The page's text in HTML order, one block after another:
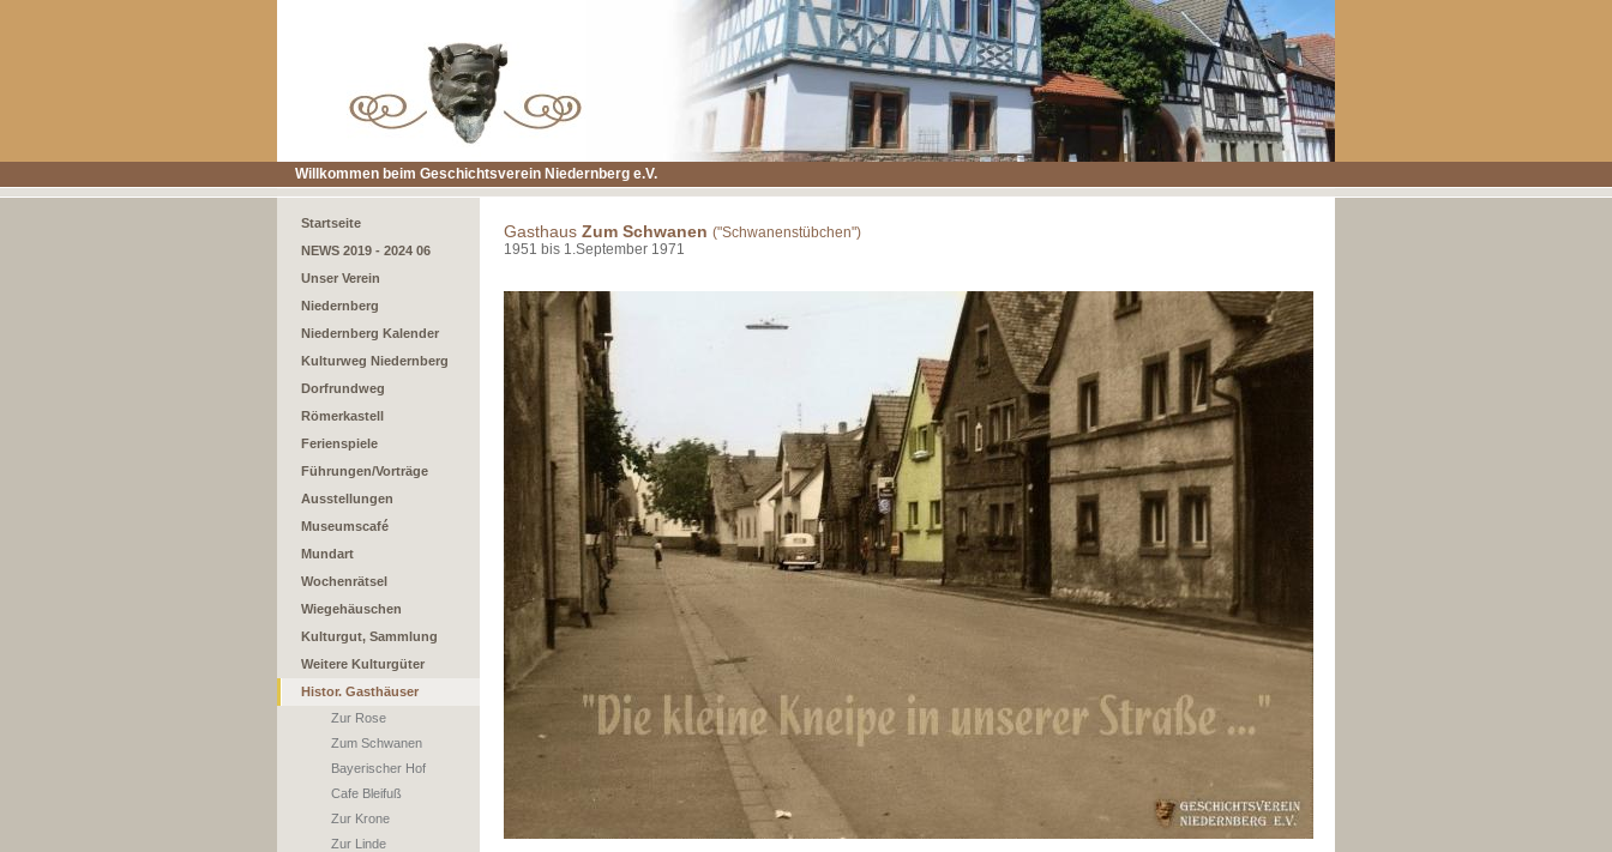
Willkommen beim Geschichtsverein Niedernberg e.V.
Startseite
NEWS 2019 - 2024 06
Unser Verein
Niedernberg
Niedernberg Kalender
Kulturweg Niedernberg
Dorfrundweg
Römerkastell
Ferienspiele
Führungen/Vorträge
Ausstellungen
Museumscafé
Mundart
Wochenrätsel
Wiegehäuschen
Kulturgut, Sammlung
Weitere Kulturgüter
Histor. Gasthäuser
Zur Rose
Zum Schwanen
Bayerischer Hof
Cafe Bleifuß
Zur Krone
Zur Linde
Gasthaus Zum Schwanen ("Schwanenstübchen")
1951 bis 1.September 1971